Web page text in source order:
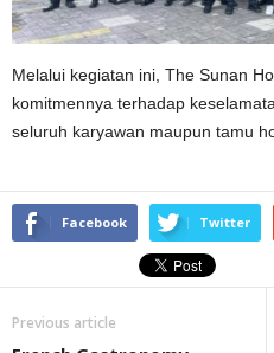
Melalui kegiatan ini, The Sunan
komitmennya terhadap
seluruh karyawan maupun tamu
Facebook Twitter
Previous article